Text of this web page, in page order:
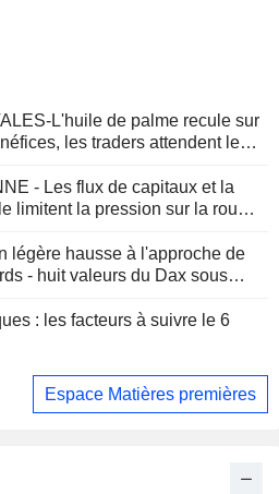
L'huile de palme recule sur
les traders attendent les
- Les flux de capitaux et la
limitent la pression sur la roupie
légère hausse à l'approche de
- huit valeurs du Dax sous
: les facteurs à suivre le 6
Espace Matières premières